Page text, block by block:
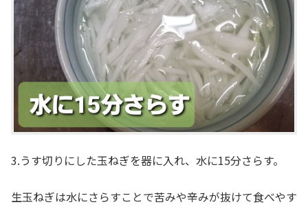
3.うす切りにした玉ねぎを器に入れ、水に15分さらす。
生玉ねぎは水にさらすことで苦みや辛みが抜けて食べやす